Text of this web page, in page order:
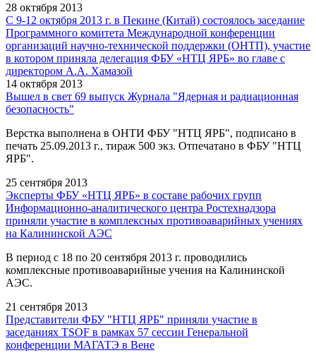
28 октября 2013
С 9-12 октября 2013 г. в Пекине (Китай) состоялось заседание
Программного комитета Международной конференции
организаций научно-технической поддержки (ОНТП), участие
в котором приняла делегация ФБУ «НТЦ ЯРБ» во главе с
директором А.А. Хамазой
14 октября 2013
Вышел в свет 69 выпуск Журнала "Ядерная и радиационная
безопасность"
Верстка выполнена в ОНТИ ФБУ "НТЦ ЯРБ", подписано в
печать 25.09.2013 г., тираж 500 экз. Отпечатано в ФБУ "НТЦ
ЯРБ".
25 сентября 2013
Эксперты ФБУ «НТЦ ЯРБ» в составе рабочих групп
Информационно-аналитического центра Ростехнадзора
приняли участие в комплексных противоаварийных учениях
на Калининской АЭС
В период с 18 по 20 сентября 2013 г. проводились
комплексные противоаварийные учения на Калининской
АЭС.
21 сентября 2013
Представители ФБУ "НТЦ ЯРБ" приняли участие в
заседаниях TSOF в рамках 57 сессии Генеральной
конференции МАГАТЭ в Вене